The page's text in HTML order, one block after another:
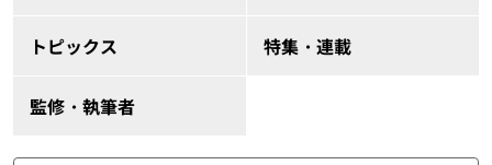
トピックス 特集・連載
監修・執筆者